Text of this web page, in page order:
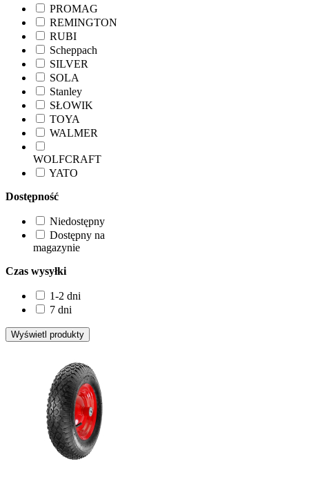
PROMAG
REMINGTON
RUBI
Scheppach
SILVER
SOLA
Stanley
SŁOWIK
TOYA
WALMER
WOLFCRAFT
YATO
Dostępność
Niedostępny
Dostępny na
magazynie
Czas wysyłki
1-2 dni
7 dni